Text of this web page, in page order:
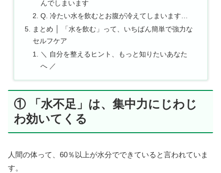
んでしまいます
Q. 冷たい水を飲むとお腹が冷えてしまいます…
まとめ │ 「水を飲む」って、いちばん簡単で強力な
セルフケア
＼ 自分を整えるヒント、もっと知りたいあなた
へ ／
① 「水不足」は、集中力にじわじ
わ効いてくる
人間の体って、60％以上が水分でできていると言われていま
す。